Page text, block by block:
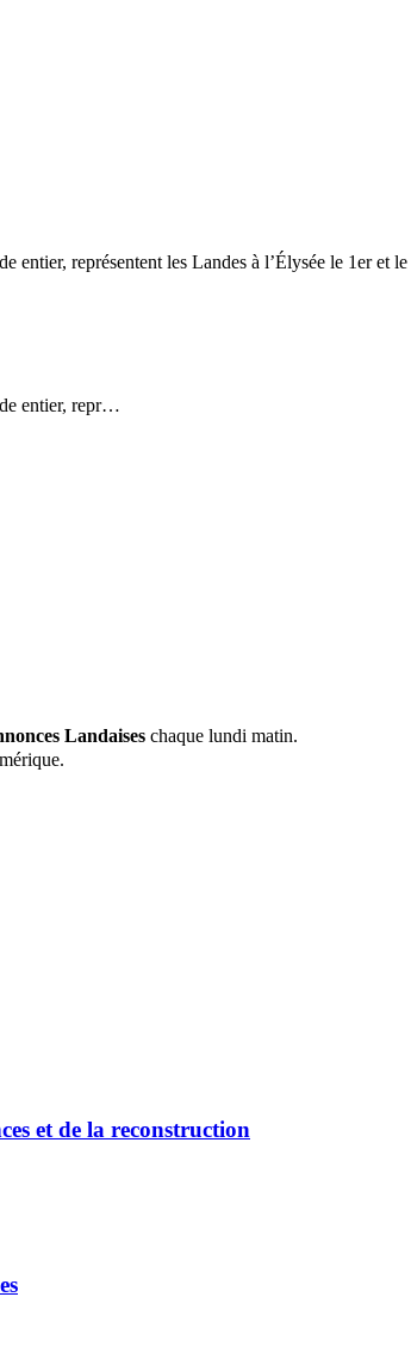
représentent les Landes à l’Élysée le 1er et
entier, repr…
Landaises chaque lundi matin.
et de la reconstruction